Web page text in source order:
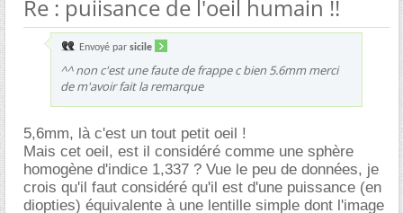
Re : puiisance de l'oeil humain !!
Envoyé par sicile
^^ non c'est une faute de frappe c bien 5.6mm merci
de m'avoir fait la remarque
5,6mm, là c'est un tout petit oeil !
Mais cet oeil, est il considéré comme une sphère
homogène d'indice 1,337 ? Vue le peu de données, je
crois qu'il faut considéré qu'il est d'une puissance (en
diopties) équivalente à une lentille simple dont l'image